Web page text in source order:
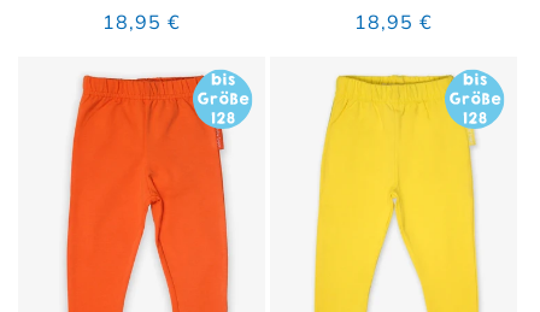
Normaler Preis
18,95 € Normaler Preis
18,95 €